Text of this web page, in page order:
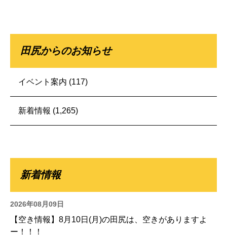
田尻からのお知らせ
イベント案内 (117)
新着情報 (1,265)
新着情報
2026年08月09日
【空き情報】8月10日(月)の田尻は、空きがありますよ
ー！！！